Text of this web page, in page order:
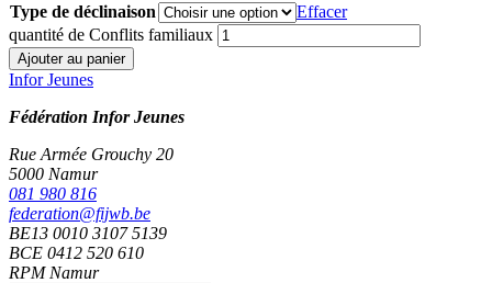
Type de déclinaison
Effacer
quantité de Conflits familiaux
Ajouter au panier
Infor Jeunes
Fédération Infor Jeunes
Rue Armée Grouchy 20
5000 Namur
081 980 816
federation@fijwb.be
BE13 0010 3107 5139
BCE 0412 520 610
RPM Namur